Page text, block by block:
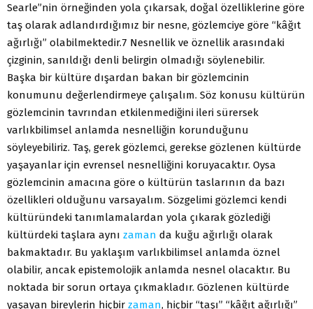
Searle”nin örneğinden yola çıkarsak, doğal özelliklerine göre
taş olarak adlandırdığımız bir nesne, gözlemciye göre “kâğıt
ağırlığı” olabilmektedir.7 Nesnellik ve öznellik arasındaki
çizginin, sanıldığı denli belirgin olmadığı söylenebilir.
Başka bir kültüre dışardan bakan bir gözlemcinin
konumunu değerlendirmeye çalışalım. Söz konusu kültürün
gözlemcinin tavrından etkilenmediğini ileri sürersek
varlıkbilimsel anlamda nesnelliğin korunduğunu
söyleyebiliriz. Taş, gerek gözlemci, gerekse gözlenen kültürde
yaşayanlar için evrensel nesnelliğini koruyacaktır. Oysa
gözlemcinin amacına göre o kültürün taslarının da bazı
özellikleri olduğunu varsayalım. Sözgelimi gözlemci kendi
kültüründeki tanımlamalardan yola çıkarak gözlediği
kültürdeki taşlara aynı zaman da kuğu ağırlığı olarak
bakmaktadır. Bu yaklaşım varlıkbilimsel anlamda öznel
olabilir, ancak epistemolojik anlamda nesnel olacaktır. Bu
noktada bir sorun ortaya çıkmakladır. Gözlenen kültürde
yaşayan bireylerin hiçbir zaman, hiçbir “taşı” “kâğıt ağırlığı”